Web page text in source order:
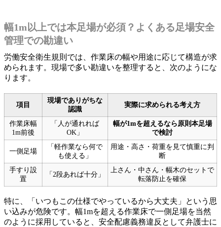
幅1m以上では本足場が必須？よくある足場安全
管理での勘違い
労働安全衛生規則では、作業床の幅や用途に応じて構造が求
められます。現場で多い勘違いを整理すると、次のようにな
ります。
項目
現場でありがちな
認識
実際に求められる考え方
作業床幅
1m前後
「人が通れれば
OK」
幅が1mを超えるなら原則本足場
で検討
一側足場
「軽作業なら何で
も使える」
用途・高さ・荷重を見て慎重に判
断
手すり設
置
「2段あれば十分」
上さん・中さん・幅木のセットで
転落防止を確保
特に、「いつもこの仕様でやっているから大丈夫」という思
い込みが危険です。幅1mを超える作業床で一側足場を当然
のように採用していると、安全配慮義務違反として弁護士に